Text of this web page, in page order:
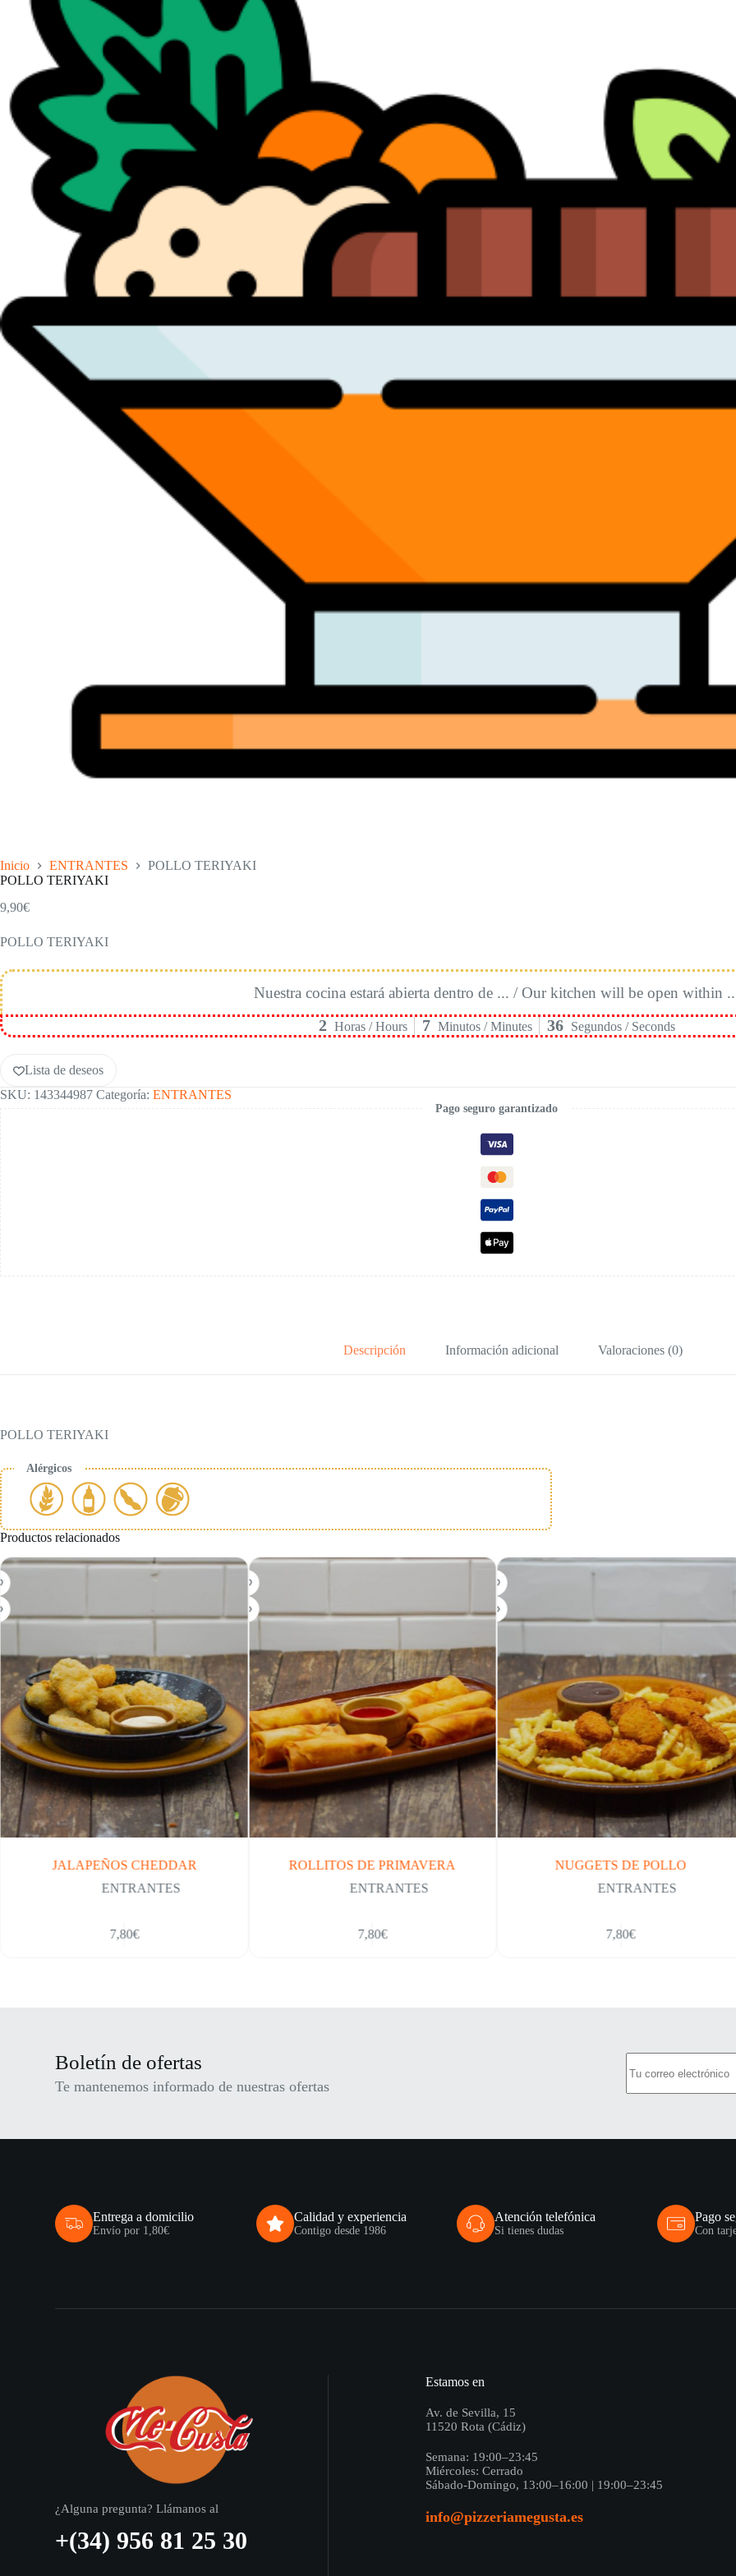
Inicio ENTRANTES
POLLO TERIYAKI
POLLO TERIYAKI
9,90€
POLLO TERIYAKI
Nuestra cocina estará abierta dentro de ... / Our kitchen will be open within
2 Horas / Hours 7 Minutos / Minutes 35 Segundos / Seconds
Lista de deseos
SKU: 143344987 Categoría: ENTRANTES
Pago seguro garantizado
Descripción Información adicional Valoraciones (0)
POLLO TERIYAKI
Alérgicos
Productos relacionados
JALAPEÑOS CHEDDAR
ENTRANTES
7,80€
ROLLITOS DE PRIMAVERA
ENTRANTES
7,80€
NUGGETS DE POLLO
ENTRANTES
7,80€
Boletín de ofertas
Te mantenemos informado de nuestras ofertas
Entrega a domicilio
Envío por 1,80€
Calidad y experiencia
Contigo desde 1986
Atención telefónica
Si tienes dudas
Pago
Con
¿Alguna pregunta? Llámanos al
+(34) 956 81 25 30
Estamos en
Av. de Sevilla, 15
11520 Rota (Cádiz)
Semana: 19:00–23:45
Miércoles: Cerrado
Sábado-Domingo, 13:00–16:00 | 19:00–23:45
info@pizzeriamegusta.es